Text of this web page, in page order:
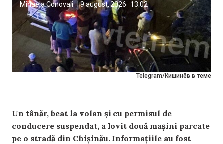
Telegram/Кишинёв в теме
Mihaela Conovali |9 august, 2026 13:02
Un tânăr, beat la volan și cu permisul de
conducere suspendat, a lovit două mașini parcate
pe o stradă din Chișinău. Informațiile au fost